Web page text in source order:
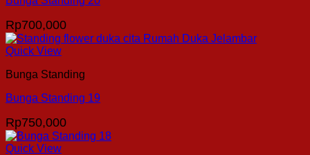
Rp700,000
Quick View
Bunga Standing
Bunga Standing 19
Rp750,000
Quick View